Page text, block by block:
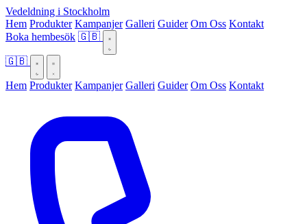
Vedeldning i Stockholm
Hem Produkter Kampanjer Galleri Guider Om Oss Kontakt
Boka hembesök 🇬🇧
🇬🇧
Hem Produkter Kampanjer Galleri Guider Om Oss Kontakt